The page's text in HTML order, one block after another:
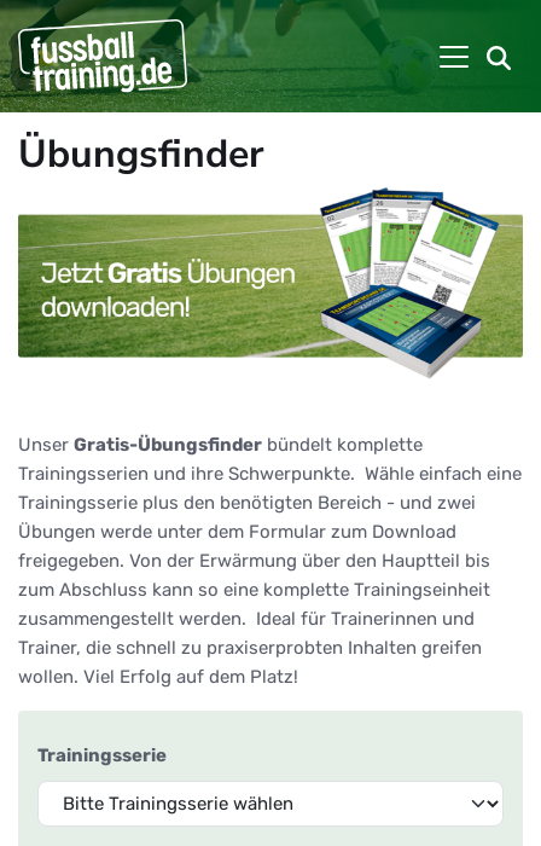
Übungsfinder
Unser Gratis-Übungsfinder bündelt komplette
Trainingsserien und ihre Schwerpunkte. Wähle einfach eine
Trainingsserie plus den benötigten Bereich - und zwei
Übungen werde unter dem Formular zum Download
freigegeben. Von der Erwärmung über den Hauptteil bis
zum Abschluss kann so eine komplette Trainingseinheit
zusammengestellt werden. Ideal für Trainerinnen und
Trainer, die schnell zu praxiserprobten Inhalten greifen
wollen. Viel Erfolg auf dem Platz!
Trainingsserie